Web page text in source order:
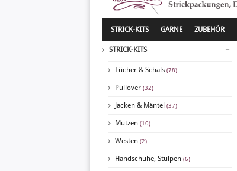
STRICK-KITS GARNE ZUBEHÖR
STRICK-KITS
Tücher & Schals (78)
Pullover (32)
Jacken & Mäntel (37)
Mützen (10)
Westen (2)
Handschuhe, Stulpen (6)